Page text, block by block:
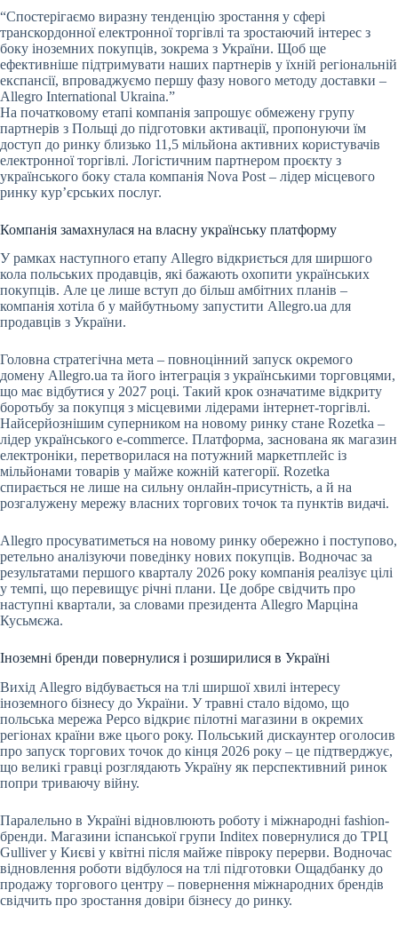
“Спостерігаємо виразну тенденцію зростання у сфері
транскордонної електронної торгівлі та зростаючий інтерес з
боку іноземних покупців, зокрема з України. Щоб ще
ефективніше підтримувати наших партнерів у їхній регіональній
експансії, впроваджуємо першу фазу нового методу доставки –
Allegro International Ukraina.”
На початковому етапі компанія запрошує обмежену групу
партнерів з Польщі до підготовки активації, пропонуючи їм
доступ до ринку близько 11,5 мільйона активних користувачів
електронної торгівлі. Логістичним партнером проєкту з
українського боку стала компанія Nova Post – лідер місцевого
ринку кур’єрських послуг.
Компанія замахнулася на власну українську платформу
У рамках наступного етапу Allegro відкриється для ширшого
кола польських продавців, які бажають охопити українських
покупців. Але це лише вступ до більш амбітних планів –
компанія хотіла б у майбутньому запустити Allegro.ua для
продавців з України.
Головна стратегічна мета – повноцінний запуск окремого
домену Allegro.ua та його інтеграція з українськими торговцями,
що має відбутися у 2027 році. Такий крок означатиме відкриту
боротьбу за покупця з місцевими лідерами інтернет-торгівлі.
Найсерйознішим суперником на новому ринку стане Rozetka –
лідер українського е-commerce. Платформа, заснована як магазин
електроніки, перетворилася на потужний маркетплейс із
мільйонами товарів у майже кожній категорії. Rozetka
спирається не лише на сильну онлайн-присутність, а й на
розгалужену мережу власних торгових точок та пунктів видачі.
Allegro просуватиметься на новому ринку обережно і поступово,
ретельно аналізуючи поведінку нових покупців. Водночас за
результатами першого кварталу 2026 року компанія реалізує цілі
у темпі, що перевищує річні плани. Це добре свідчить про
наступні квартали, за словами президента Allegro Марціна
Кусьмєжа.
Іноземні бренди повернулися і розширилися в Україні
Вихід Allegro відбувається на тлі ширшої хвилі інтересу
іноземного бізнесу до України. У травні стало відомо, що
польська мережа Pepco відкриє пілотні магазини в окремих
регіонах країни вже цього року. Польський дискаунтер оголосив
про запуск торгових точок до кінця 2026 року – це підтверджує,
що великі гравці розглядають Україну як перспективний ринок
попри триваючу війну.
Паралельно в Україні відновлюють роботу і міжнародні fashion-
бренди. Магазини іспанської групи Inditex повернулися до ТРЦ
Gulliver у Києві у квітні після майже півроку перерви. Водночас
відновлення роботи відбулося на тлі підготовки Ощадбанку до
продажу торгового центру – повернення міжнародних брендів
свідчить про зростання довіри бізнесу до ринку.